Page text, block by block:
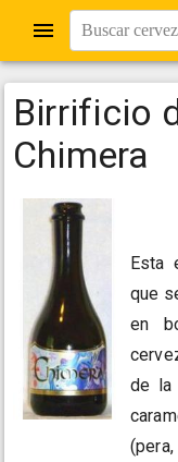
Buscar
Birrificio
Chimera
Esta
que
en
de la